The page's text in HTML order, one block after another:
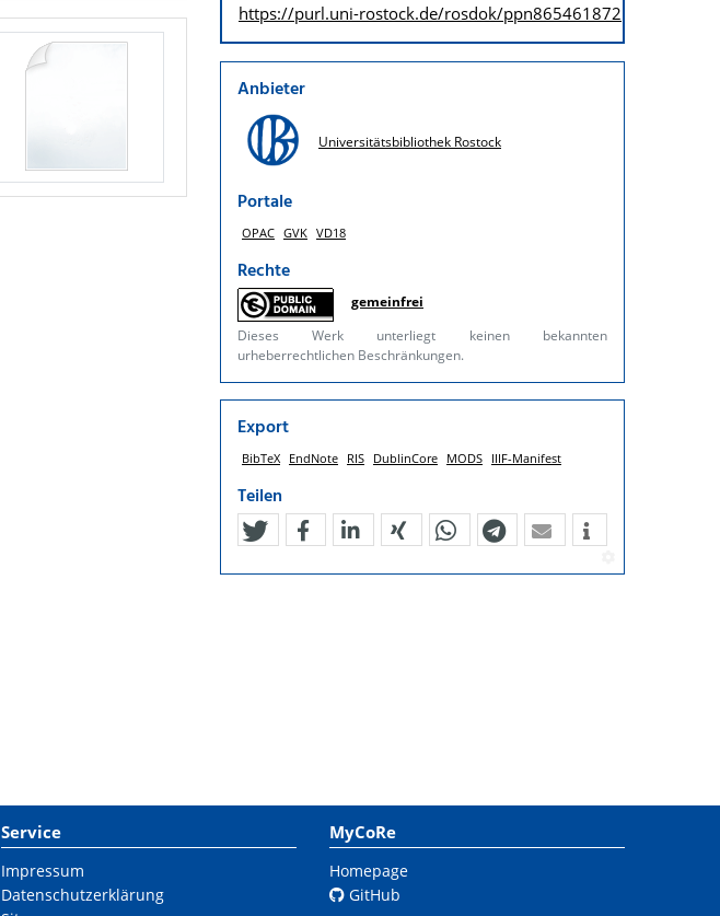
https://purl.uni-rostock.de/rosdok/ppn865461872
Anbieter
Universitätsbibliothek Rostock
Portale
OPAC GVK VD18
Rechte
gemeinfrei
Dieses Werk unterliegt keinen bekannten
urheberrechtlichen Beschränkungen.
Export
BibTeX EndNote RIS DublinCore MODS IIIF-Manifest
Teilen
Service
Impressum
Datenschutzerklärung
MyCoRe
Homepage
GitHub